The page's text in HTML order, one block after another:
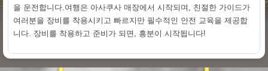
을 운전합니다.여행은 아사쿠사 매장에서 시작되며, 친절한 가이드가
여러분을 장비를 착용시키고 빠르지만 필수적인 안전 교육을 제공합
니다. 장비를 착용하고 준비가 되면, 흥분이 시작됩니다!